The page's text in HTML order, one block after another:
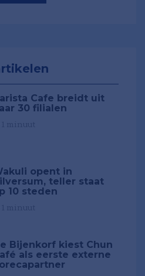
Cafe breidt uit
30 filialen
opent in
teller staat
10 steden
Bijenkorf kiest Chun
als eerste externe